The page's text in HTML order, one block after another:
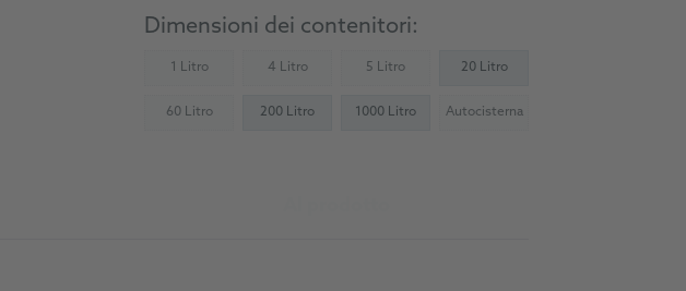
Dimensioni dei contenitori:
1 Litro(Not available)4 Litro
(Not available)5 Litro(Not available)20 Litro
60 Litro
(Not available)200 Litro 1000 Litro Autocisterna(Not available)